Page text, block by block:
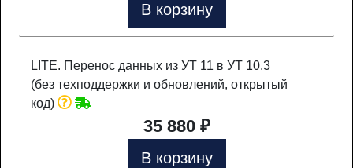
В корзину
LITE. Перенос данных из УТ 11 в УТ 10.3
(без техподдержки и обновлений, открытый
код)
35 880 ₽
В корзину